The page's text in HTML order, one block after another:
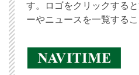
す。ロゴをクリックする
ーやニュースを一覧するこ